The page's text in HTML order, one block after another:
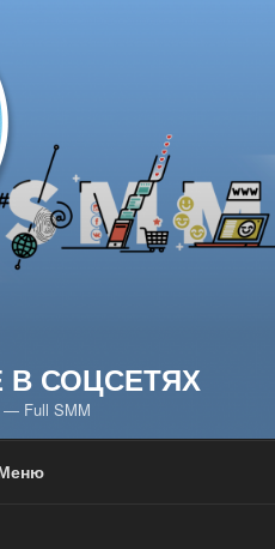
СОЦСЕТЯХ
— Full SMM